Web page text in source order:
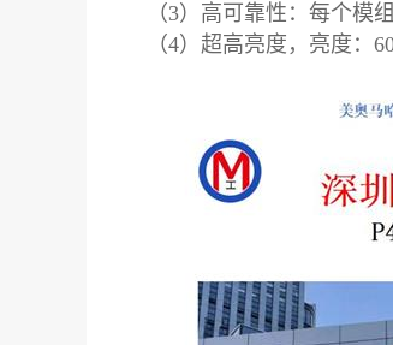
（3）高可靠性：每个
（4） 超高亮度，亮度：